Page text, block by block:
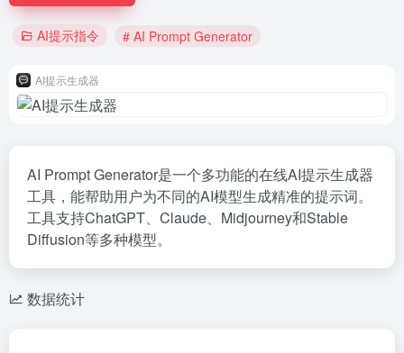
AI提示指令 # AI Prompt Generator
AI提示生成器
AI Prompt Generator是一个多功能的在线AI提示生成器
工具，能帮助用户为不同的AI模型生成精准的提示词。
工具支持ChatGPT、Claude、Midjourney和Stable
Diffusion等多种模型。
数据统计